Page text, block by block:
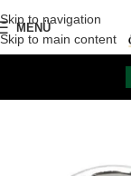
Skip to navigation
Skip to main content
MENÜ